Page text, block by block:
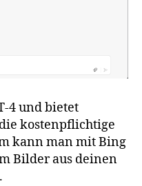
4 und bietet
kostenpflichtige
kann man mit Bing
Bilder aus deinen